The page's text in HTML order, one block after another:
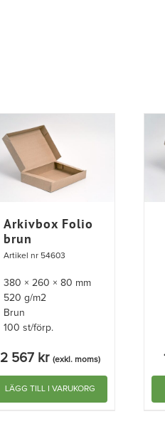
Arkivbox Folio
brun
Artikel nr 54603
380 × 260 × 80 mm
520 g/m2
Brun
100 st/förp.
2 567 kr (exkl. moms)
LÄGG TILL I VARUKORG